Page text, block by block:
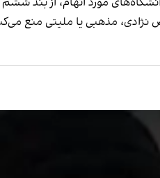
مذهبی یا ملیتی منع